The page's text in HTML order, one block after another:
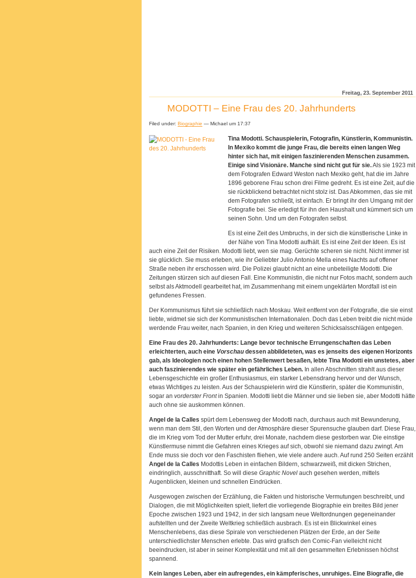
Freitag, 23. September 2011
MODOTTI – Eine Frau des 20. Jahrhunderts
Filed under: Biographie — Michael um 17:37
Tina Modotti. Schauspielerin, Fotografin, Künstlerin, Kommunistin.
In Mexiko kommt die junge Frau, die bereits einen langen Weg
hinter sich hat, mit einigen faszinierenden Menschen zusammen.
Einige sind Visionäre. Manche sind nicht gut für sie.Als sie 1923 mit
dem Fotografen Edward Weston nach Mexiko geht, hat die im Jahre
1896 geborene Frau schon drei Filme gedreht. Es ist eine Zeit, auf die
sie rückblickend betrachtet nicht stolz ist. Das Abkommen, das sie mit
dem Fotografen schließt, ist einfach. Er bringt ihr den Umgang mit der
Fotografie bei. Sie erledigt für ihn den Haushalt und kümmert sich um
seinen Sohn. Und um den Fotografen selbst.
Es ist eine Zeit des Umbruchs, in der sich die künstlerische Linke in
der Nähe von Tina Modotti aufhält. Es ist eine Zeit der Ideen. Es ist
auch eine Zeit der Risiken. Modotti liebt, wen sie mag. Gerüchte scheren sie nicht. Nicht immer ist
sie glücklich. Sie muss erleben, wie ihr Geliebter Julio Antonio Mella eines Nachts auf offener
Straße neben ihr erschossen wird. Die Polizei glaubt nicht an eine unbeteiligte Modotti. Die
Zeitungen stürzen sich auf diesen Fall. Eine Kommunistin, die nicht nur Fotos macht, sondern auch
selbst als Aktmodell gearbeitet hat, im Zusammenhang mit einem ungeklärten Mordfall ist ein
gefundenes Fressen.
Der Kommunismus führt sie schließlich nach Moskau. Weit entfernt von der Fotografie, die sie einst
liebte, widmet sie sich der Kommunistischen Internationalen. Doch das Leben treibt die nicht müde
werdende Frau weiter, nach Spanien, in den Krieg und weiteren Schicksalsschlägen entgegen.
Eine Frau des 20. Jahrhunderts: Lange bevor technische Errungenschaften das Leben
erleichterten, auch eine Vorschau dessen abbildeteten, was es jenseits des eigenen Horizonts
gab, als Ideologien noch einen hohen Stellenwert besaßen, lebte Tina Modotti ein unstetes, aber
auch faszinierendes wie später ein gefährliches Leben. In allen Abschnitten strahlt aus dieser
Lebensgeschichte ein großer Enthusiasmus, ein starker Lebensdrang hervor und der Wunsch,
etwas Wichtiges zu leisten. Aus der Schauspielerin wird die Künstlerin, später die Kommunistin,
sogar an vorderster Frontin Spanien. Modotti liebt die Männer und sie lieben sie, aber Modotti hätte
auch ohne sie auskommen können.
Angel de la Calles spürt dem Lebensweg der Modotti nach, durchaus auch mit Bewunderung,
wenn man dem Stil, den Worten und der Atmosphäre dieser Spurensuche glauben darf. Diese Frau,
die im Krieg vom Tod der Mutter erfuhr, drei Monate, nachdem diese gestorben war. Die einstige
Künstlermuse nimmt die Gefahren eines Krieges auf sich, obwohl sie niemand dazu zwingt. Am
Ende muss sie doch vor den Faschisten fliehen, wie viele andere auch. Auf rund 250 Seiten erzählt
Angel de la Calles Modottis Leben in einfachen Bildern, schwarzweiß, mit dicken Strichen,
eindringlich, ausschnitthaft. So will diese Graphic Novel auch gesehen werden, mittels
Augenblicken, kleinen und schnellen Eindrücken.
Ausgewogen zwischen der Erzählung, die Fakten und historische Vermutungen beschreibt, und
Dialogen, die mit Möglichkeiten spielt, liefert die vorliegende Biographie ein breites Bild jener
Epoche zwischen 1923 und 1942, in der sich langsam neue Weltordnungen gegeneinander
aufstellten und der Zweite Weltkrieg schließlich ausbrach. Es ist ein Blickwinkel eines
Menschenlebens, das diese Spirale von verschiedenen Plätzen der Erde, an der Seite
unterschiedlichster Menschen erlebte. Das wird grafisch den Comic-Fan vielleicht nicht
beeindrucken, ist aber in seiner Komplexität und mit all den gesammelten Erlebnissen höchst
spannend.
Kein langes Leben, aber ein aufregendes, ein kämpferisches, unruhiges. Eine Biografie, die